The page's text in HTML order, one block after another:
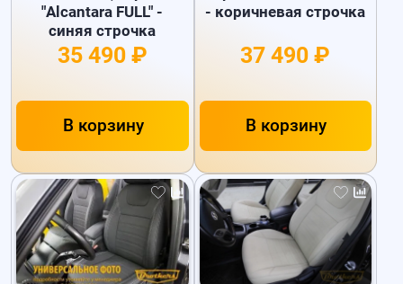
"Alcantara FULL" -
синяя строчка
35 490 ₽
В корзину
- коричневая строчка
37 490 ₽
В корзину